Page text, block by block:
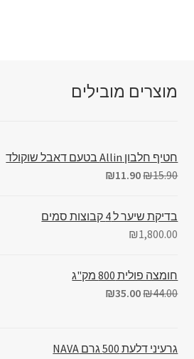
מוצרים מובילים
חטיף חלבון Allin בטעם דאבל שוקולד
₪15.90
₪11.90
בדיקת שיער ל 4 קבוצות סמים
₪1,800.00
חומצה פולית 800 מק"ג
₪44.00
₪35.00
גרעיני דלעת 500 גרם NAVA